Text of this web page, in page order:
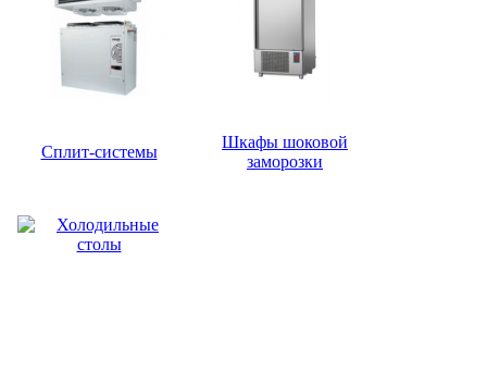
Сплит-системы
Шкафы шоковой
заморозки